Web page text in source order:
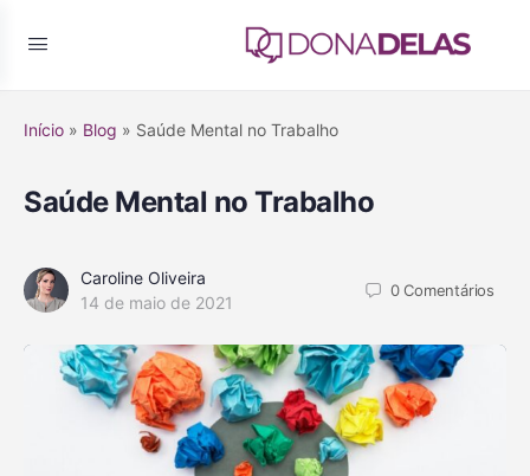
Início » Blog » Saúde Mental no Trabalho
Saúde Mental no Trabalho
Caroline Oliveira
14 de maio de 2021
0Comentários